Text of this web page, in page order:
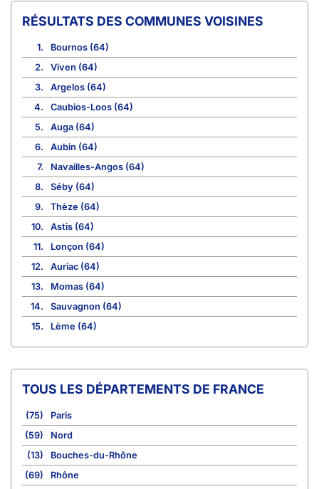
COMMUNES VOISINES
1.
Bournos (64)
2.
Viven (64)
3.
Argelos (64)
4.
Caubios-Loos (64)
5.
Auga (64)
6.
Aubin (64)
7.
Navailles-Angos (64)
8.
Séby (64)
9.
Thèze (64)
10.
Astis (64)
11.
Lonçon (64)
12.
Auriac (64)
13.
Momas (64)
14.
Sauvagnon (64)
15.
Lème (64)
TOUS LES DÉPARTEMENTS DE FRANCE
(75)
Paris
(59)
Nord
(13)
Bouches-du-Rhône
(69)
Rhône